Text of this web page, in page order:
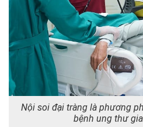
Nội soi đại tràng là phương
bệnh ung thư